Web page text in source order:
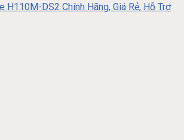
H110M-DS2 Chính Hãng, Giá Rẻ, Hỗ Trợ